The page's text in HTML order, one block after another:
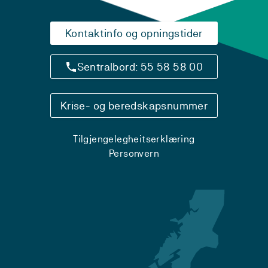
Kontaktinfo og opningstider
Sentralbord: 55 58 58 00
Krise- og beredskapsnummer
Tilgjengelegheitserklæring
Personvern